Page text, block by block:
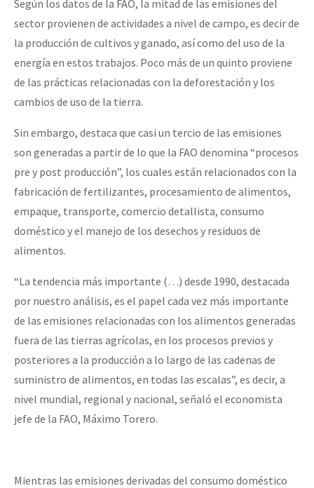
Según los datos de la FAO, la mitad de las emisiones del
sector provienen de actividades a nivel de campo, es decir de
la producción de cultivos y ganado, así como del uso de la
energía en estos trabajos. Poco más de un quinto proviene
de las prácticas relacionadas con la deforestación y los
cambios de uso de la tierra.
Sin embargo, destaca que casi un tercio de las emisiones
son generadas a partir de lo que la FAO denomina “procesos
pre y post producción”, los cuales están relacionados con la
fabricación de fertilizantes, procesamiento de alimentos,
empaque, transporte, comercio detallista, consumo
doméstico y el manejo de los desechos y residuos de
alimentos.
“La tendencia más importante (…) desde 1990, destacada
por nuestro análisis, es el papel cada vez más importante
de las emisiones relacionadas con los alimentos generadas
fuera de las tierras agrícolas, en los procesos previos y
posteriores a la producción a lo largo de las cadenas de
suministro de alimentos, en todas las escalas”, es decir, a
nivel mundial, regional y nacional, señaló el economista
jefe de la FAO, Máximo Torero.
Mientras las emisiones derivadas del consumo doméstico